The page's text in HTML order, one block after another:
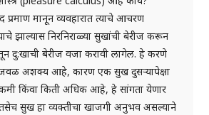
प्रमाण मानून व्यवहारात त्याचे आचरण
झाल्यास निरनिराळ्या सुखांची बेरीज करून
दु:खाची बेरीज वजा करावी लागेल. हे करणे
अशक्य आहे, कारण एक सुख दुसऱ्यापेक्षा
किंवा किती अधिक आहे, हे सांगता येणार
तसेच सुख हा व्यक्तीचा खाजगी अनुभव असल्याने